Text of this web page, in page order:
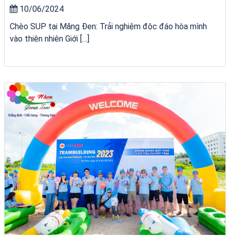
10/06/2024
Chèo SUP tại Măng Đen: Trải nghiệm độc đáo hòa mình
vào thiên nhiên Giới […]
Tour Đà Nẵng Quy Nhơn